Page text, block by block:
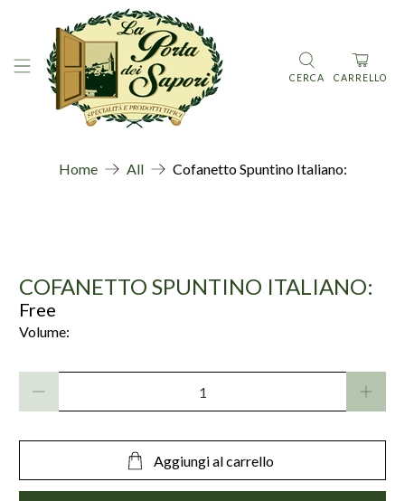
CERCA CARRELLO
Home All Cofanetto Spuntino Italiano:
COFANETTO SPUNTINO ITALIANO:
Free
Volume:
Aggiungi al carrello